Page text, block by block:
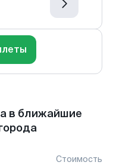
в ближайшие
Стоимость